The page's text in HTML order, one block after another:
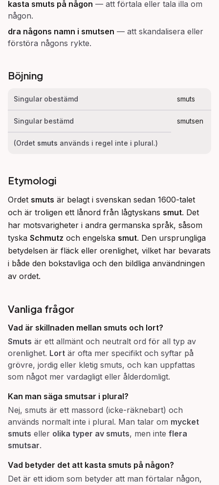
kasta smuts på någon — att förtala eller tala illa om
någon.
dra någons namn i smutsen — att skandalisera eller
förstöra någons rykte.
Böjning
Singular obestämd smuts
Singular bestämd smutsen
(Ordet smuts används i regel inte i plural.)
Etymologi
Ordet smuts är belagt i svenskan sedan 1600-talet
och är troligen ett lånord från lågtyskans smut. Det
har motsvarigheter i andra germanska språk, såsom
tyska Schmutz och engelska smut. Den ursprungliga
betydelsen är fläck eller orenlighet, vilket har bevarats
i både den bokstavliga och den bildliga användningen
av ordet.
Vanliga frågor
Vad är skillnaden mellan smuts och lort?
Smuts är ett allmänt och neutralt ord för all typ av
orenlighet. Lort är ofta mer specifikt och syftar på
grövre, jordig eller kletig smuts, och kan uppfattas
som något mer vardagligt eller ålderdomligt.
Kan man säga smutsar i plural?
Nej, smuts är ett massord (icke-räknebart) och
används normalt inte i plural. Man talar om mycket
smuts eller olika typer av smuts, men inte flera
smutsar.
Vad betyder det att kasta smuts på någon?
Det är ett idiom som betyder att man förtalar någon,